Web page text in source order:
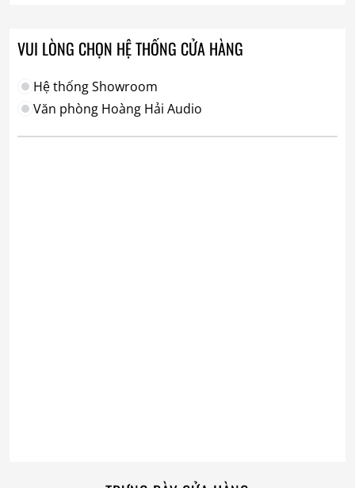
VUI LÒNG CHỌN HỆ THỐNG CỬA HÀNG
Hệ thống Showroom
Văn phòng Hoàng Hải Audio